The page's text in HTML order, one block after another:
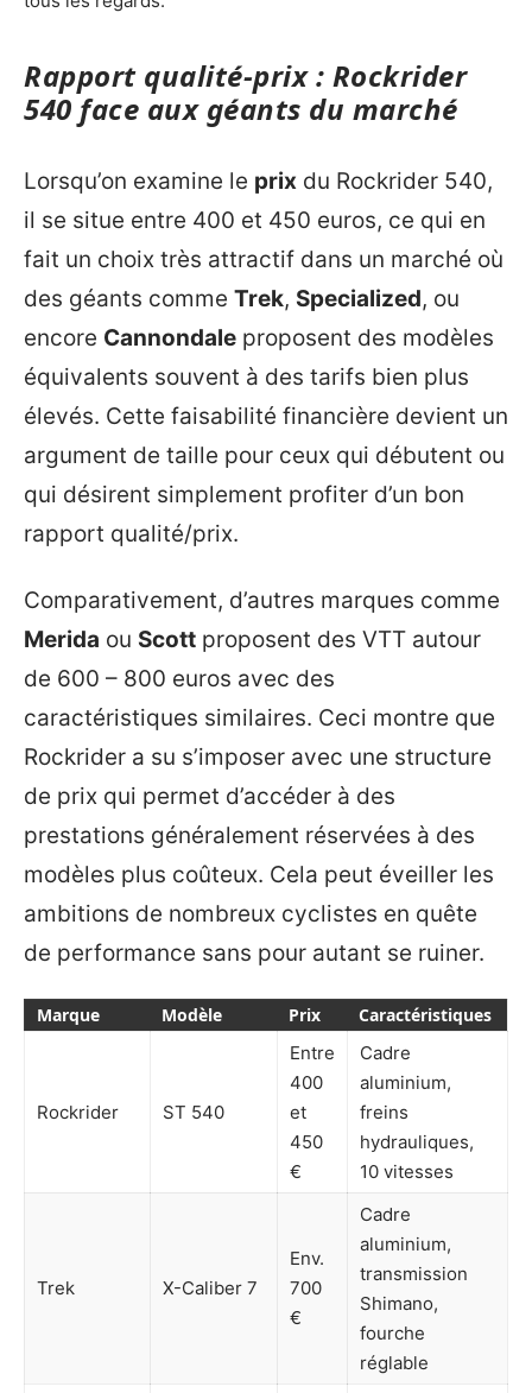
Rapport qualité-prix : Rockrider
540 face aux géants du marché
Lorsqu’on examine le prix du Rockrider 540,
il se situe entre 400 et 450 euros, ce qui en
fait un choix très attractif dans un marché où
des géants comme Trek, Specialized, ou
encore Cannondale proposent des modèles
équivalents souvent à des tarifs bien plus
élevés. Cette faisabilité financière devient un
argument de taille pour ceux qui débutent ou
qui désirent simplement profiter d’un bon
rapport qualité/prix.
Comparativement, d’autres marques comme
Merida ou Scott proposent des VTT autour
de 600 – 800 euros avec des
caractéristiques similaires. Ceci montre que
Rockrider a su s’imposer avec une structure
de prix qui permet d’accéder à des
prestations généralement réservées à des
modèles plus coûteux. Cela peut éveiller les
ambitions de nombreux cyclistes en quête
de performance sans pour autant se ruiner.
Marque Modèle Prix Caractéristiques
Rockrider ST 540
Entre
400
et
450
€
Cadre
aluminium,
freins
hydrauliques,
10 vitesses
Trek X-Caliber 7
Env.
700
€
Cadre
aluminium,
transmission
Shimano,
fourche
réglable